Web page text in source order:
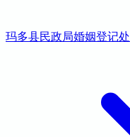
玛多县民政局婚姻登记处